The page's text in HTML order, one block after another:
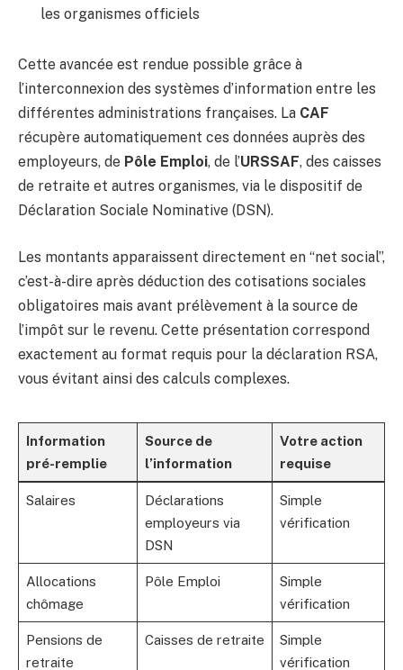
les organismes officiels
Cette avancée est rendue possible grâce à
l’interconnexion des systèmes d’information entre les
différentes administrations françaises. La CAF
récupère automatiquement ces données auprès des
employeurs, de Pôle Emploi, de l’URSSAF, des caisses
de retraite et autres organismes, via le dispositif de
Déclaration Sociale Nominative (DSN).
Les montants apparaissent directement en “net social”,
c’est-à-dire après déduction des cotisations sociales
obligatoires mais avant prélèvement à la source de
l’impôt sur le revenu. Cette présentation correspond
exactement au format requis pour la déclaration RSA,
vous évitant ainsi des calculs complexes.
Information
pré-remplie
Source de
l’information
Votre action
requise
Salaires
Déclarations
employeurs via
DSN
Simple
vérification
Allocations
chômage
Pôle Emploi
Simple
vérification
Pensions de
retraite
Caisses de retraite
Simple
vérification